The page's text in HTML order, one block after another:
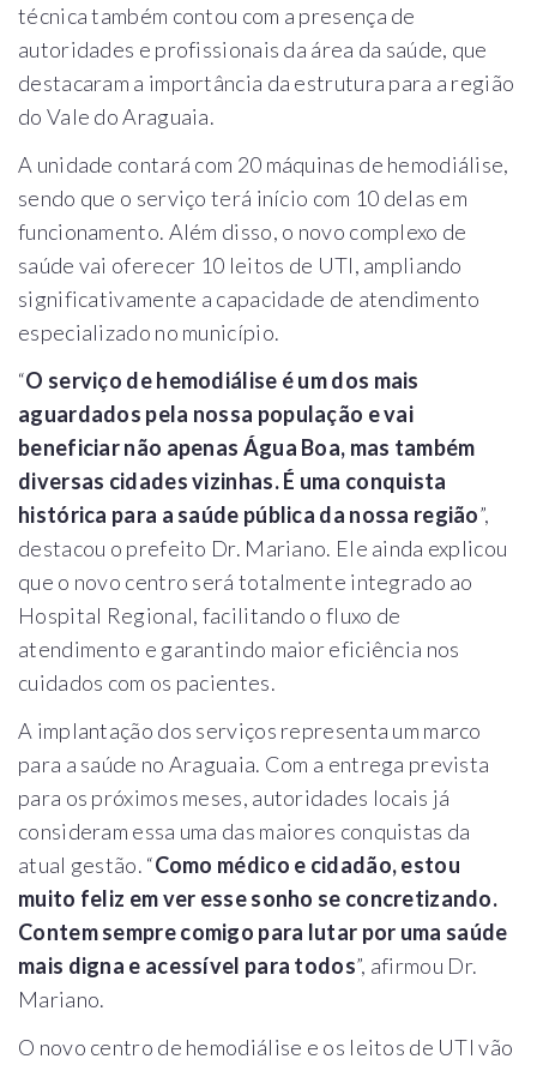
técnica também contou com a presença de
autoridades e profissionais da área da saúde, que
destacaram a importância da estrutura para a região
do Vale do Araguaia.
A unidade contará com 20 máquinas de hemodiálise,
sendo que o serviço terá início com 10 delas em
funcionamento. Além disso, o novo complexo de
saúde vai oferecer 10 leitos de UTI, ampliando
significativamente a capacidade de atendimento
especializado no município.
“O serviço de hemodiálise é um dos mais
aguardados pela nossa população e vai
beneficiar não apenas Água Boa, mas também
diversas cidades vizinhas. É uma conquista
histórica para a saúde pública da nossa região”,
destacou o prefeito Dr. Mariano. Ele ainda explicou
que o novo centro será totalmente integrado ao
Hospital Regional, facilitando o fluxo de
atendimento e garantindo maior eficiência nos
cuidados com os pacientes.
A implantação dos serviços representa um marco
para a saúde no Araguaia. Com a entrega prevista
para os próximos meses, autoridades locais já
consideram essa uma das maiores conquistas da
atual gestão. “Como médico e cidadão, estou
muito feliz em ver esse sonho se concretizando.
Contem sempre comigo para lutar por uma saúde
mais digna e acessível para todos”, afirmou Dr.
Mariano.
O novo centro de hemodiálise e os leitos de UTI vão